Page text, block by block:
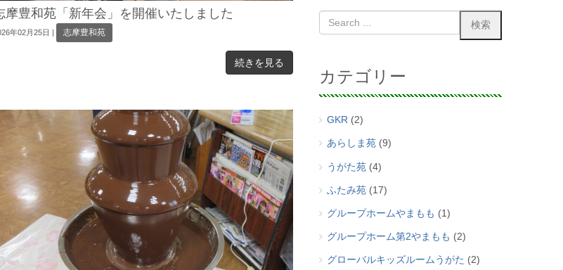
摩豊和苑「新年会」を開催いたしました
年02月25日 | 志摩豊和苑
続きを見る
カテゴリー
GKR(2)
あらしま苑(9)
うがた苑(4)
ふたみ苑(17)
グループホームやまもも (1)
グループホーム第2やまもも (2)
グローバルキッズルームうがた (2)